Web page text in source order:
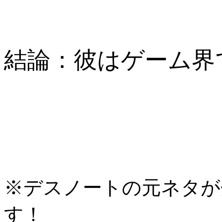
結論：彼はゲーム
※デスノートの元ネタ
す！